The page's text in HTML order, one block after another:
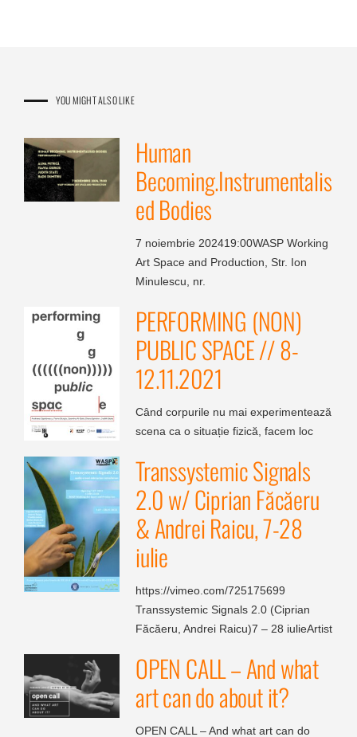
YOU MIGHT ALSO LIKE
Human
Becoming.Instrumentalis
ed Bodies
7 noiembrie 202419:00WASP Working
Art Space and Production, Str. Ion
Minulescu, nr.
PERFORMING (NON)
PUBLIC SPACE // 8-
12.11.2021
Când corpurile nu mai experimentează
scena ca o situație fizică, facem loc
Transsystemic Signals
2.0 w/ Ciprian Făcăeru
& Andrei Raicu, 7-28
iulie
https://vimeo.com/725175699
Transsystemic Signals 2.0 (Ciprian
Făcăeru, Andrei Raicu)7 – 28 iulieArtist
OPEN CALL – And what
art can do about it?
OPEN CALL – And what art can do